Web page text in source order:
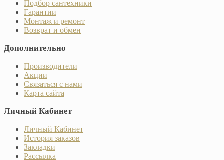
Подбор сантехники
Гарантии
Монтаж и ремонт
Возврат и обмен
Дополнительно
Производители
Акции
Связаться с нами
Карта сайта
Личный Кабинет
Личный Кабинет
История заказов
Закладки
Рассылка